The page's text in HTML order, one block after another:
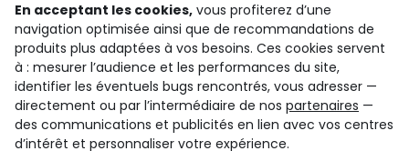
qui sommes-nous ?
besoin d'aide ?
le club fidélité
En acceptant les cookies, vous profiterez d’une
navigation optimisée ainsi que de recommandations de
produits plus adaptées à vos besoins. Ces cookies servent
à : mesurer l’audience et les performances du site,
identifier les éventuels bugs rencontrés, vous adresser —
directement ou par l’intermédiaire de nos partenaires —
des communications et publicités en lien avec vos centres
d’intérêt et personnaliser votre expérience.